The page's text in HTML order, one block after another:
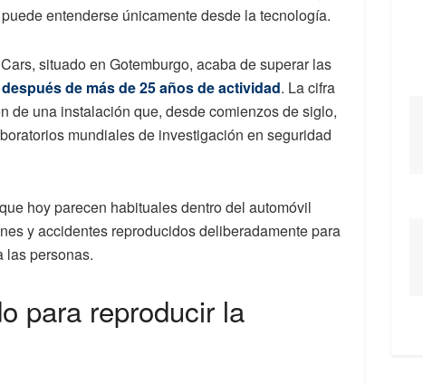
entenderse únicamente desde la tecnología.
situado en Gotemburgo, acaba de superar las
después de más de 25 años de actividad. La cifra
de una instalación que, desde comienzos de siglo,
mundiales de investigación en seguridad
hoy parecen habituales dentro del automóvil
y accidentes reproducidos deliberadamente para
las personas.
para reproducir la